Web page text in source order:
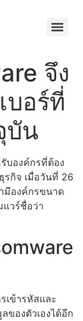
จึง
บอร์ที่
บัน
บองค์กรที่ต้อง
รกิจ เมื่อวันที่ 26
มีองค์กรขนาด
วร์ชื่อว่า
เข้ารหัสและ
ของตัวเองได้อีก